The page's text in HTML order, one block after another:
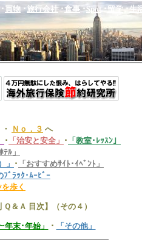
・ Ｎｏ．３ へ
･ 「治安と安全」 ･ 「教室･ﾚｯｽﾝ」
ﾃﾙ」
」 ･ 「おすすめｻｲﾄ･ｲﾍﾞﾝﾄ」
ﾌﾞﾗｯｸ･ﾑｰﾋﾞｰ
歩く
Ｑ＆Ａ 目次】（その４）
年末･年始」 ･ 「その他」
･買物 ･旅行会社･食事･Spot･留学･生